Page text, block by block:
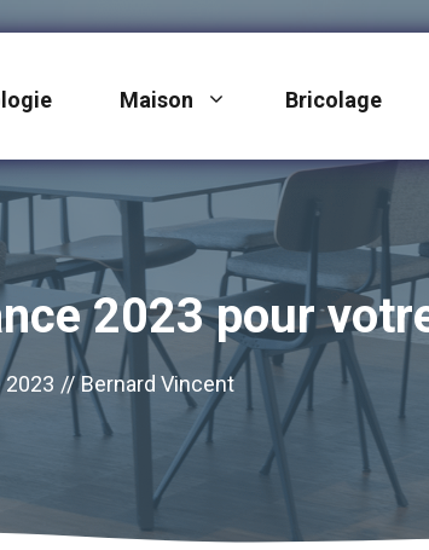
Maison Bricolage
2023 pour
2023 // Bernard Vincent